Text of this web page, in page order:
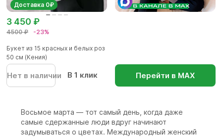
Доставка 0₽
4500 ₽ -23%
3 450 ₽
Букет из 15 красных и белых роз
50 см (Кения)
Нет в наличии В 1 клик Перейти в МАХ
Восьмое марта — тот самый день, когда даже
самые сдержанные люди вдруг начинают
задумываться о цветах. Международный женский